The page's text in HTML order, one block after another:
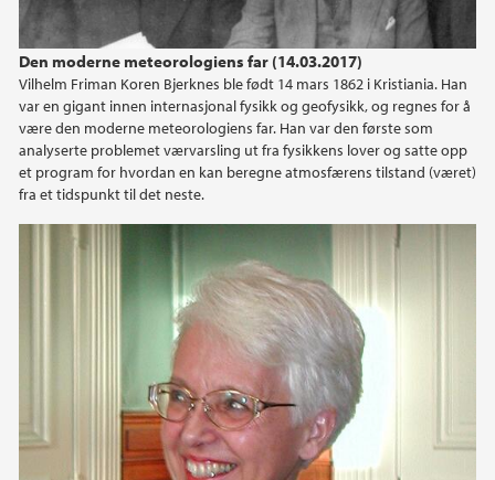
Den moderne meteorologiens far (14.03.2017)
Vilhelm Friman Koren Bjerknes ble født 14 mars 1862 i Kristiania. Han
var en gigant innen internasjonal fysikk og geofysikk, og regnes for å
være den moderne meteorologiens far. Han var den første som
analyserte problemet værvarsling ut fra fysikkens lover og satte opp
et program for hvordan en kan beregne atmosfærens tilstand (været)
fra et tidspunkt til det neste.